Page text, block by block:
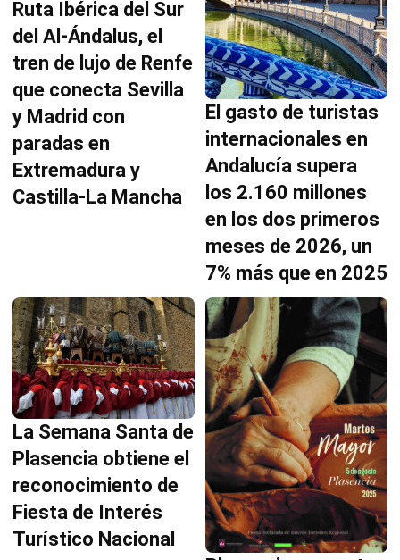
Ruta Ibérica del Sur
del Al-Ándalus, el
tren de lujo de Renfe
que conecta Sevilla
y Madrid con
paradas en
Extremadura y
Castilla-La Mancha
El gasto de turistas
internacionales en
Andalucía supera
los 2.160 millones
en los dos primeros
meses de 2026, un
7% más que en 2025
La Semana Santa de
Plasencia obtiene el
reconocimiento de
Fiesta de Interés
Turístico Nacional